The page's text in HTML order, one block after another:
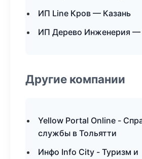
ИП Line Кров — Казань
ИП Дерево Инженерия —
Другие компании
Yellow Portal Online -
службы в Тольятти
Инфо Info City - Туризм и